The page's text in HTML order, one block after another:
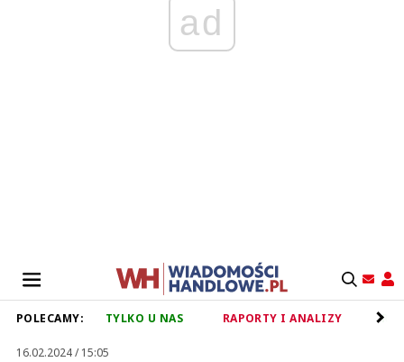
ad
POLECAMY: TYLKO U NAS RAPORTY I ANALIZY
16.02.2024 / 15:05